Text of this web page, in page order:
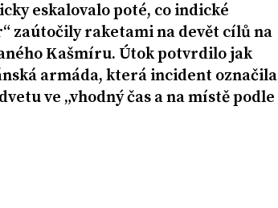
eskalovalo poté, co indické
zaútočily raketami na devět cílů na
Kašmíru. Útok potvrdilo jak
armáda, která incident označila
ve „vhodný čas a na místě podle